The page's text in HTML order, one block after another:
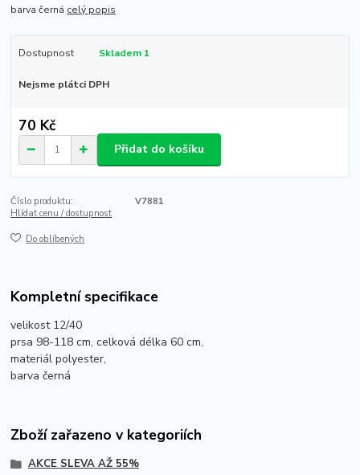
barva černá celý popis
Dostupnost Skladem 1
Nejsme plátci DPH
70 Kč
Přidat do košíku
Číslo produktu:
V7881
Hlídat cenu / dostupnost
Do oblíbených
Kompletní specifikace
velikost 12/40
prsa 98-118 cm, celková délka 60 cm,
materiál polyester,
barva černá
Zboží zařazeno v kategoriích
AKCE SLEVA AŽ 55%